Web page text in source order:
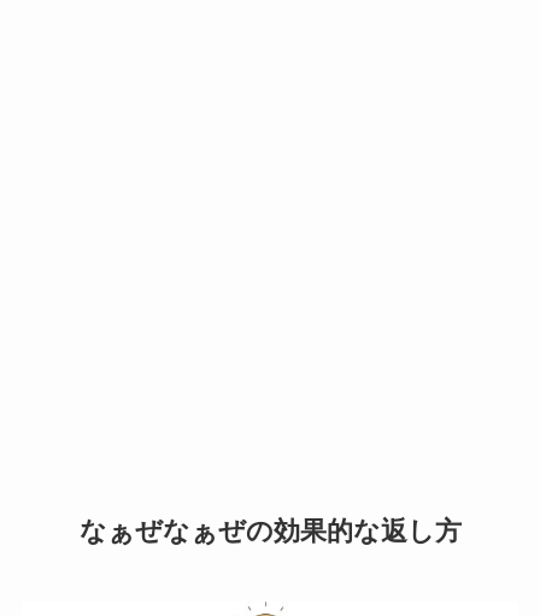
なぁぜなぁぜの効果的な返し方